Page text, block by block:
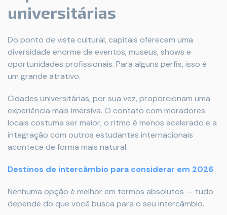
universitárias
Do ponto de vista cultural, capitais oferecem uma
diversidade enorme de eventos, museus, shows e
oportunidades profissionais. Para alguns perfis, isso é
um grande atrativo.
Cidades universitárias, por sua vez, proporcionam uma
experiência mais imersiva. O contato com moradores
locais costuma ser maior, o ritmo é menos acelerado e a
integração com outros estudantes internacionais
acontece de forma mais natural.
Destinos de intercâmbio para considerar em 2026
Nenhuma opção é melhor em termos absolutos — tudo
depende do que você busca para o seu intercâmbio.